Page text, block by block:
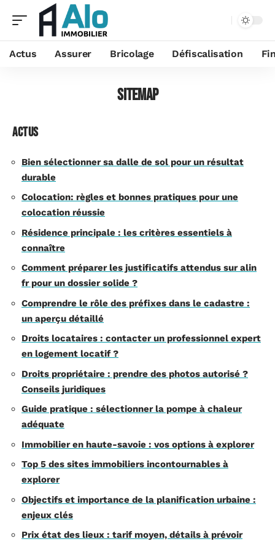
Actus Assurer Bricolage Défiscalisation
Sitemap
Actus
Bien sélectionner sa dalle de sol pour un résultat
durable
Colocation: règles et bonnes pratiques pour une
colocation réussie
Résidence principale : les critères essentiels à
connaître
Comment préparer les justificatifs attendus sur alin
fr pour un dossier solide ?
Comprendre le rôle des préfixes dans le cadastre :
un aperçu détaillé
Droits locataires : contacter un professionnel expert
en logement locatif ?
Droits propriétaire : prendre des photos autorisé ?
Conseils juridiques
Guide pratique : sélectionner la pompe à chaleur
adéquate
Immobilier en haute-savoie : vos options à explorer
Top 5 des sites immobiliers incontournables à
explorer
Objectifs et importance de la planification urbaine :
enjeux clés
Prix état des lieux : tarif moyen, détails à prévoir